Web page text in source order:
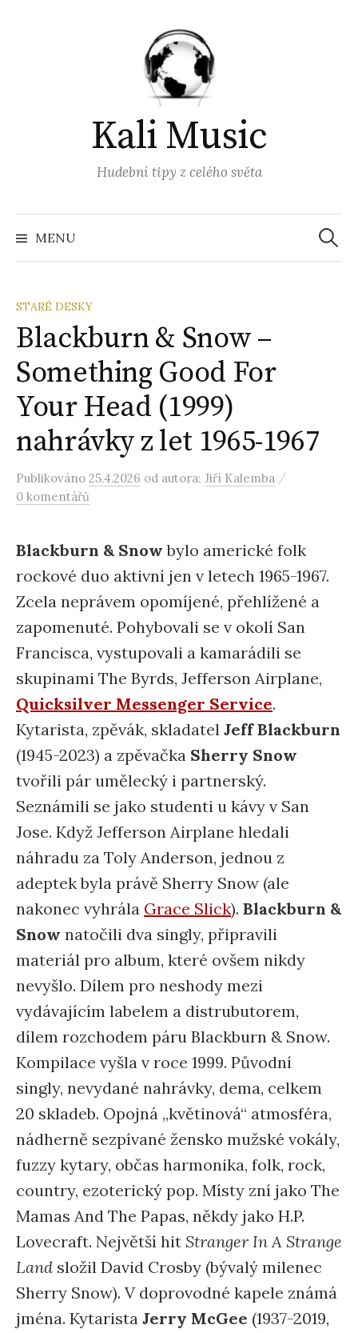
Kali Music
Hudební tipy z celého světa
MENU
STARÉ DESKY
Blackburn & Snow –
Something Good For
Your Head (1999)
nahrávky z let 1965-1967
Publikováno 25.4.2026 od autora: Jiří Kalemba /
0 komentářů
Blackburn & Snow bylo americké folk
rockové duo aktivní jen v letech 1965-1967.
Zcela neprávem opomíjené, přehlížené a
zapomenuté. Pohybovali se v okolí San
Francisca, vystupovali a kamarádili se
skupinami The Byrds, Jefferson Airplane,
Quicksilver Messenger Service.
Kytarista, zpěvák, skladatel Jeff Blackburn
(1945-2023) a zpěvačka Sherry Snow
tvořili pár umělecký i partnerský.
Seznámili se jako studenti u kávy v San
Jose. Když Jefferson Airplane hledali
náhradu za Toly Anderson, jednou z
adeptek byla právě Sherry Snow (ale
nakonec vyhrála Grace Slick). Blackburn &
Snow natočili dva singly, připravili
materiál pro album, které ovšem nikdy
nevyšlo. Dílem pro neshody mezi
vydávajícím labelem a distrubutorem,
dílem rozchodem páru Blackburn & Snow.
Kompilace vyšla v roce 1999. Původní
singly, nevydané nahrávky, dema, celkem
20 skladeb. Opojná „květinová“ atmosféra,
nádherně sezpívané žensko mužské vokály,
fuzzy kytary, občas harmonika, folk, rock,
country, ezoterický pop. Místy zní jako The
Mamas And The Papas, někdy jako H.P.
Lovecraft. Největší hit Stranger In A Strange
Land složil David Crosby (bývalý milenec
Sherry Snow). V doprovodné kapele známá
jména. Kytarista Jerry McGee (1937-2019,